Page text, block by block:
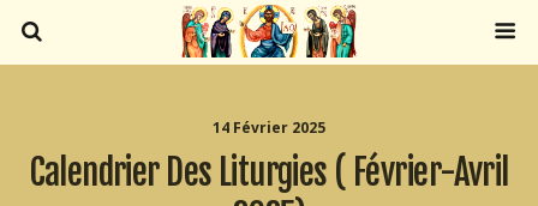
14 Février 2025
Calendrier Des Liturgies ( Février-Avril